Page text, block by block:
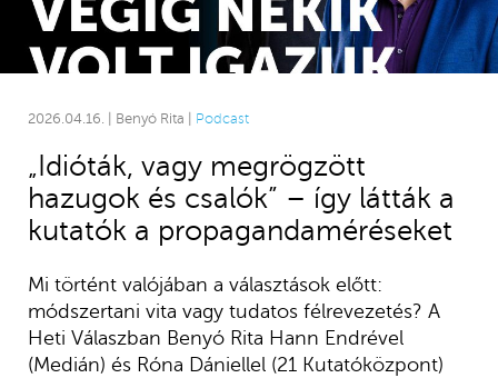
2026.04.16. | Benyó Rita | Podcast
„Idióták, vagy megrögzött
hazugok és csalók” – így látták a
kutatók a propagandaméréseket
Mi történt valójában a választások előtt:
módszertani vita vagy tudatos félrevezetés? A
Heti Válaszban Benyó Rita Hann Endrével
(Medián) és Róna Dániellel (21 Kutatóközpont)